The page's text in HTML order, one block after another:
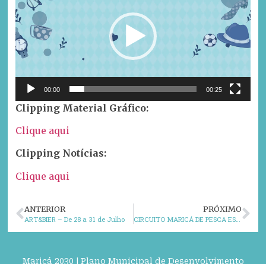
vídeo
00:00 00:25
Clipping Material Gráfico:
Clique aqui
Clipping Notícias:
Clique aqui
ANTERIOR
ART&BIER – De 28 a 31 de Julho
PRÓXIMO
CIRCUITO MARICÁ DE PESCA ESPORTIVA – EDIÇÂO 7 DE AGOSTO
Maricá 2030 | Plano Municipal de Desenvolvimento